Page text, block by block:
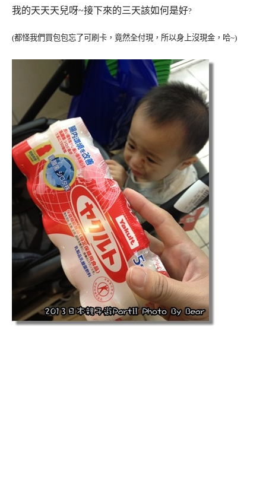
我的天天天兒呀~接下來的三天該如何是好?
(都怪我們買包包忘了可刷卡，竟然全付現，所以身上沒現金，哈~)